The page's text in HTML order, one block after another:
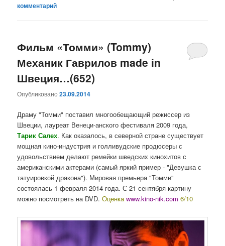
комментарий
Фильм «Томми» (Tommy)
Механик Гаврилов made in
Швеция…(652)
Опубликовано23.09.2014
Драму "Томми" поставил многообещающий режиссер из
Швеции, лауреат Венеци-анского фестиваля 2009 года,
Тарик Салех. Как оказалось, в северной стране существует
мощная кино-индустрия и голливудские продюсеры с
удовольствием делают ремейки шведских кинохитов с
американскими актерами (самый яркий пример - "Девушка с
татуировкой дракона"). Мировая премьера "Томми"
состоялась 1 февраля 2014 года. С 21 сентября картину
можно посмотреть на DVD.Оценкаwww.kino-nik.com6/10